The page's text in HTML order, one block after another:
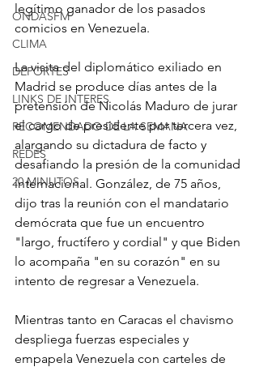
ONDASFM
CLIMA
DEPORTES
LINKS DE INTERES
RECOMENDADO DE LA SEMANA
REDES
20 MINUTOS
legítimo ganador de los pasados
comicios en Venezuela.
La visita del diplomático exiliado en
Madrid se produce días antes de la
pretensión de Nicolás Maduro de jurar
el cargo de presidente por tercera vez,
alargando su dictadura de facto y
desafiando la presión de la comunidad
internacional. González, de 75 años,
dijo tras la reunión con el mandatario
demócrata que fue un encuentro
"largo, fructífero y cordial" y que Biden
lo acompaña "en su corazón" en su
intento de regresar a Venezuela.
Mientras tanto en Caracas el chavismo
despliega fuerzas especiales y
empapela Venezuela con carteles de